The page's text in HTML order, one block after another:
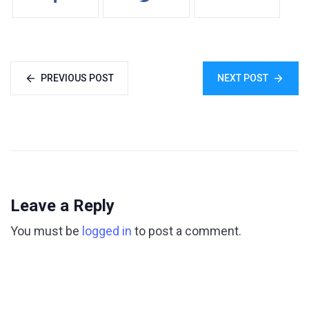
PREVIOUS POST NEXT POST
Leave a Reply
You must be logged in to post a comment.